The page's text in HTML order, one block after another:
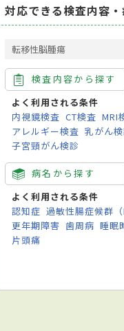
対応できる検査内容・
転移性脳腫瘍
検査内容から探す
よく利用される条件
内視鏡検査 CT検査 MRI
アレルギー検査 乳がん
子宮頸がん検診
病名から探す
よく利用される条件
認知症 過敏性腸症候群（
更年期障害 歯周病 睡眠
片頭痛